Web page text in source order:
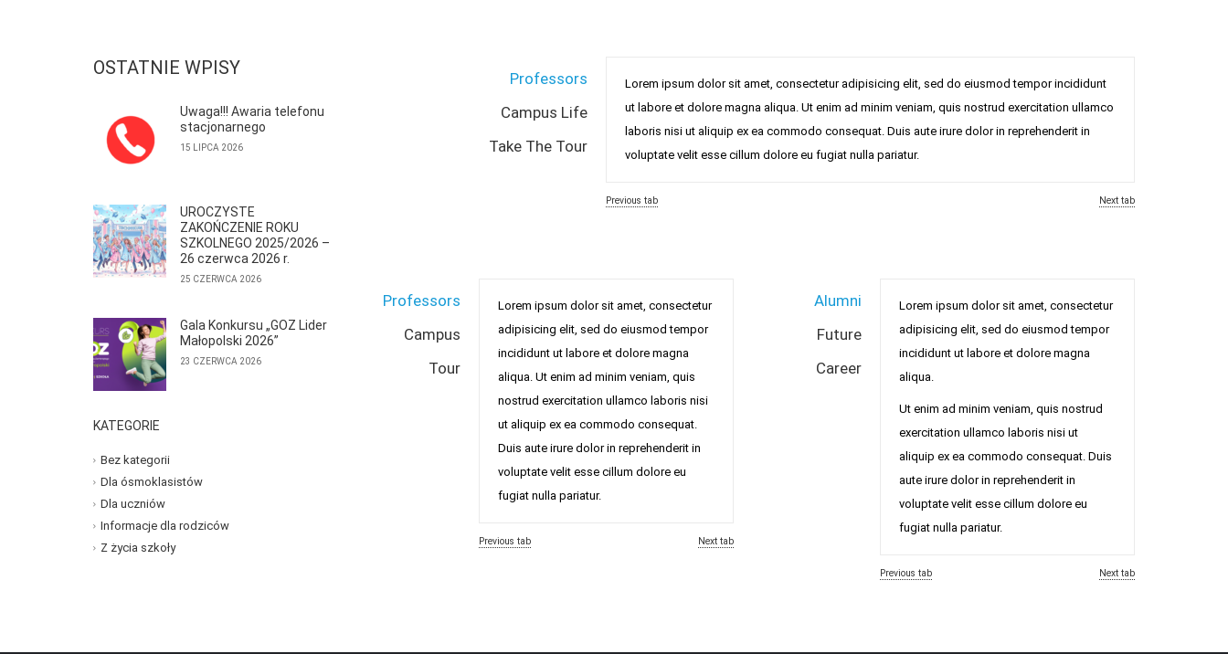
Professors
Campus Life
Take The Tour
Lorem ipsum dolor sit amet, consectetur adipisicing elit, sed do eiusmod tempor incididunt
ut labore et dolore magna aliqua. Ut enim ad minim veniam, quis nostrud exercitation ullamco
laboris nisi ut aliquip ex ea commodo consequat. Duis aute irure dolor in reprehenderit in
voluptate velit esse cillum dolore eu fugiat nulla pariatur.
Previous tab Next tab
Professors
Campus
Tour
Lorem ipsum dolor sit amet, consectetur
adipisicing elit, sed do eiusmod tempor
incididunt ut labore et dolore magna
aliqua. Ut enim ad minim veniam, quis
nostrud exercitation ullamco laboris nisi
ut aliquip ex ea commodo consequat.
Duis aute irure dolor in reprehenderit in
voluptate velit esse cillum dolore eu
fugiat nulla pariatur.
Previous tab Next tab
Alumni
Future
Career
Lorem ipsum dolor sit amet, consectetur
adipisicing elit, sed do eiusmod tempor
incididunt ut labore et dolore magna
aliqua.
Ut enim ad minim veniam, quis nostrud
exercitation ullamco laboris nisi ut
aliquip ex ea commodo consequat. Duis
aute irure dolor in reprehenderit in
voluptate velit esse cillum dolore eu
fugiat nulla pariatur.
Previous tab Next tab
OSTATNIE WPISY
Uwaga!!! Awaria telefonu
stacjonarnego
15 LIPCA 2026
UROCZYSTE
ZAKOŃCZENIE ROKU
SZKOLNEGO 2025/2026 –
26 czerwca 2026 r.
25 CZERWCA 2026
Gala Konkursu „GOZ Lider
Małopolski 2026”
23 CZERWCA 2026
KATEGORIE
Bez kategorii
Dla ósmoklasistów
Dla uczniów
Informacje dla rodziców
Z życia szkoły